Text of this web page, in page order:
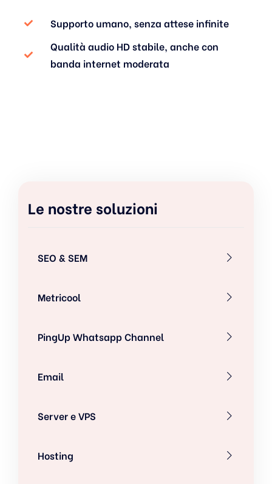
Supporto umano, senza attese infinite
Qualità audio HD stabile, anche con
banda internet moderata
Le nostre soluzioni
SEO & SEM
Metricool
PingUp Whatsapp Channel
Email
Server e VPS
Hosting